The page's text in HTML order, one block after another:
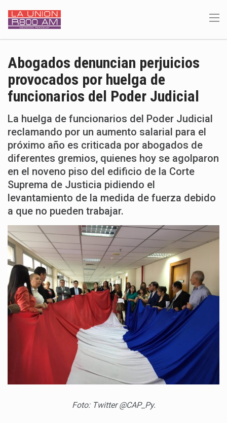
Abogados denuncian perjuicios
provocados por huelga de
funcionarios del Poder Judicial
La huelga de funcionarios del Poder Judicial
reclamando por un aumento salarial para el
próximo año es criticada por abogados de
diferentes gremios, quienes hoy se agolparon
en el noveno piso del edificio de la Corte
Suprema de Justicia pidiendo el
levantamiento de la medida de fuerza debido
a que no pueden trabajar.
Foto: Twitter @CAP_Py.